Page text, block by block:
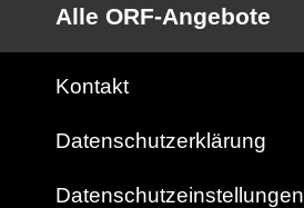
Alle ORF-Angebote
Kontakt
Datenschutzerklärung
Datenschutzeinstellungen